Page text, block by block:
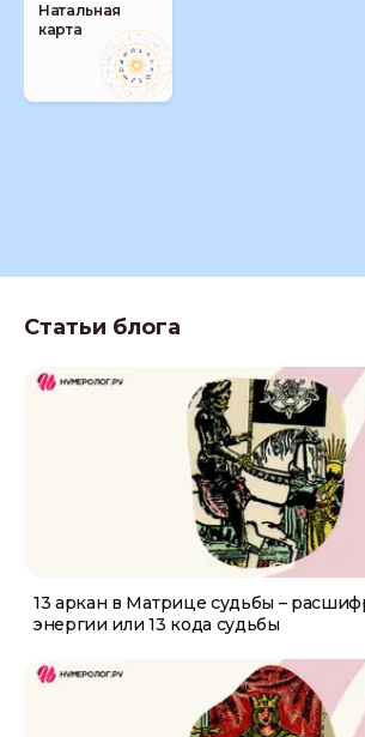
Натальная
карта
Статьи блога
13 аркан в Матрице судьбы –
энергии или 13 кода судьбы